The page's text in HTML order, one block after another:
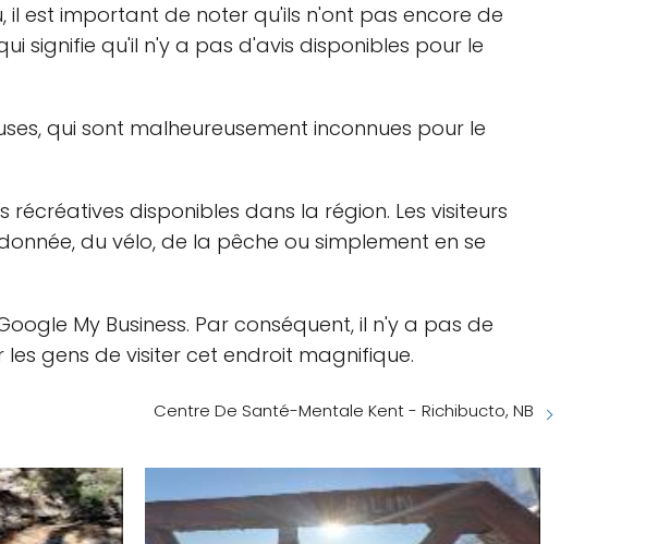
il est important de noter qu'ils n'ont pas encore de
signifie qu'il n'y a pas d'avis disponibles pour le
qui sont malheureusement inconnues pour le
disponibles dans la région. Les visiteurs
du vélo, de la pêche ou simplement en se
My Business. Par conséquent, il n'y a pas de
gens de visiter cet endroit magnifique.
Centre De Santé-Mentale Kent - Richibucto, NB